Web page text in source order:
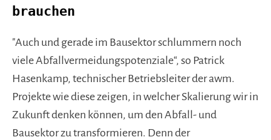
brauchen
"Auch und gerade im Bausektor schlummern noch
viele Abfallvermeidungspotenziale“, so Patrick
Hasenkamp, technischer Betriebsleiter der awm.
Projekte wie diese zeigen, in welcher Skalierung wir in
Zukunft denken können, um den Abfall- und
Bausektor zu transformieren. Denn der